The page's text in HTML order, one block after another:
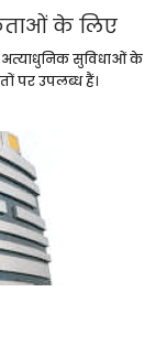
के लिए
अत्याधुनिक सुविधाओं के
पर उपलब्ध हैं।